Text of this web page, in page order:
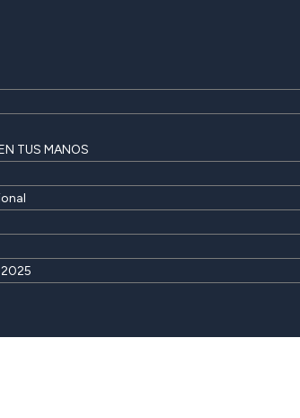
TUS MANOS
2025